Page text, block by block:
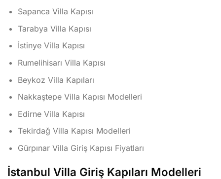
Sapanca Villa Kapısı
Tarabya Villa Kapısı
İstinye Villa Kapısı
Rumelihisarı Villa Kapısı
Beykoz Villa Kapıları
Nakkaştepe Villa Kapısı Modelleri
Edirne Villa Kapısı
Tekirdağ Villa Kapısı Modelleri
Gürpınar Villa Giriş Kapısı Fiyatları
İstanbul Villa Giriş Kapıları Modelleri